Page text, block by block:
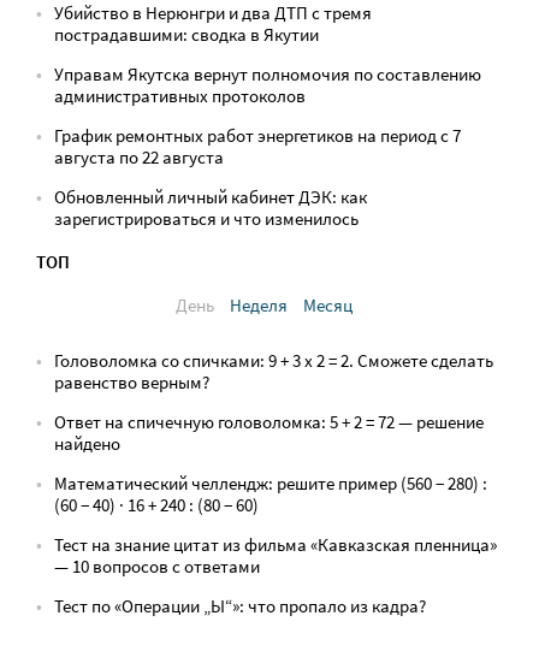
Убийство в Нерюнгри и два ДТП с тремя
пострадавшими: сводка в Якутии
Управам Якутска вернут полномочия по составлению
административных протоколов
График ремонтных работ энергетиков на период с 7
августа по 22 августа
Обновленный личный кабинет ДЭК: как
зарегистрироваться и что изменилось
ТОП
День
Неделя Месяц
Головоломка со спичками: 9 + 3 х 2 = 2. Сможете сделать
равенство верным?
Ответ на спичечную головоломка: 5 + 2 = 72 — решение
найдено
Математический челлендж: решите пример (560 − 280) :
(60 − 40) · 16 + 240 : (80 − 60)
Тест на знание цитат из фильма «Кавказская пленница»
— 10 вопросов с ответами
Тест по «Операции „Ы“»: что пропало из кадра?